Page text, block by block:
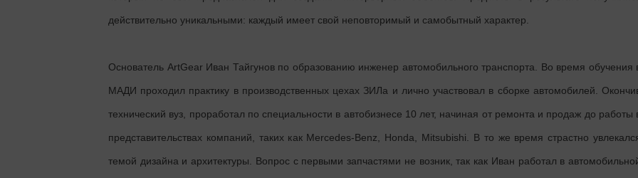
действительно уникальными: каждый имеет свой неповторимый и самобытный характер.
Основатель ArtGear Иван Тайгунов по образованию инженер автомобильного транспорта. Во время обучения
МАДИ проходил практику в производственных цехах ЗИЛа и лично участвовал в сборке автомобилей.
технический вуз, проработал по специальности в автобизнесе 10 лет, начиная от ремонта и продаж до работы
представительствах компаний, таких как Mercedes-Benz, Honda, Mitsubishi. В то же время страстно
темой дизайна и архитектуры. Вопрос с первыми запчастями не возник, так как Иван работал в